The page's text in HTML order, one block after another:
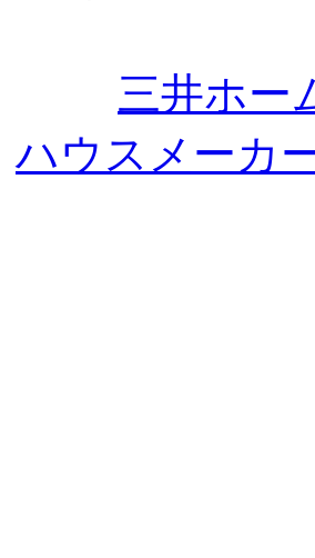
三井ホー
ハウスメーカ